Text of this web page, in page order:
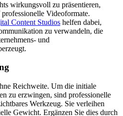
wirkungsvoll zu präsentieren,
Videoformate.
Content Studios helfen dabei,
zu verwandeln, die
und
Reichweite. Um die initiale
zu erzwingen, sind professionelle
Werkzeug. Sie verleihen
Gewicht. Ergänzen Sie dies durch